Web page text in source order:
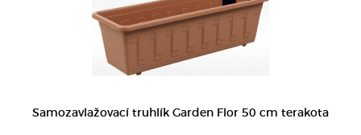
Samozavlažovací truhlík Garden Flor 50 cm terakota